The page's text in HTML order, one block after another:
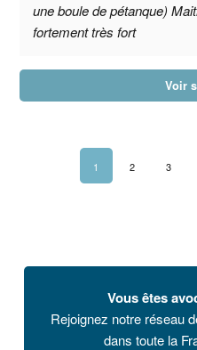
une boule de pétanque)
fortement très fort
Voir
1 2 3
latérale
principale
Vous êtes
Rejoignez notre réseau
dans toute la